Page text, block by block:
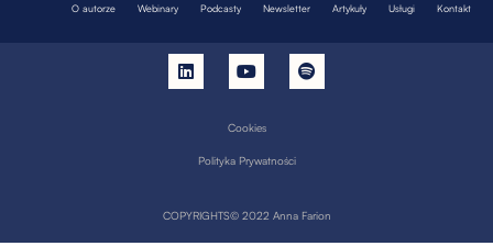
O autorze Webinary Podcasty Newsletter Artykuły Usługi Kontakt
COPYRIGHTS© 2022 Anna Farion
Polityka Prywatności
Cookies